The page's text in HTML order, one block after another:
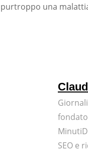
purtroppo una
SEO e